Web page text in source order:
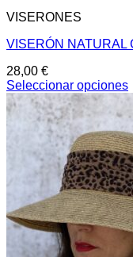
VISERONES
VISERÓN NATURAL
28,00 €
Seleccionar opciones
Este
producto
tiene
múltiples
variantes.
pueden
elegir